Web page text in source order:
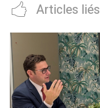
Articles liés